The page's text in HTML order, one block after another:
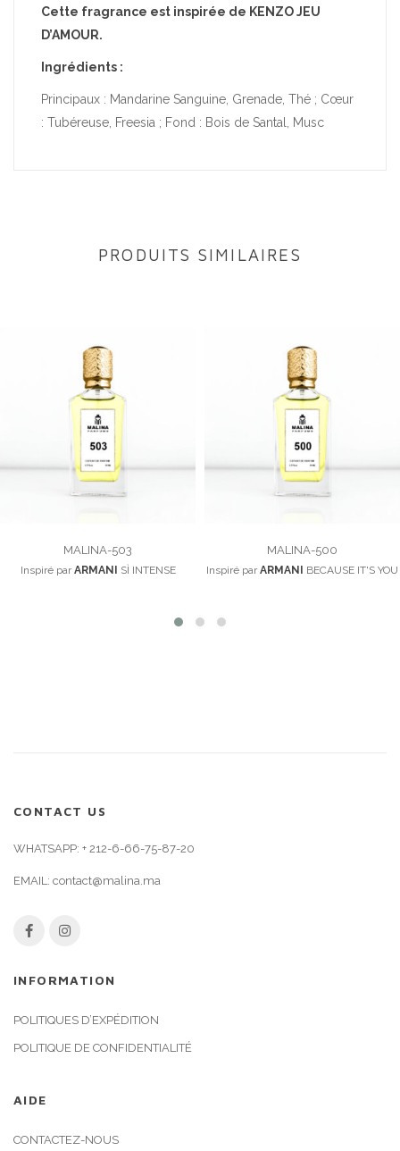
Cette fragrance est inspirée de KENZO JEU
D’AMOUR.
Ingrédients :
Principaux : Mandarine Sanguine, Grenade, Thé ; Cœur
: Tubéreuse, Freesia ; Fond : Bois de Santal, Musc
PRODUITS SIMILAIRES
MALINA-503
Inspiré parARMANI SÌ INTENSE
MALINA-500
Inspiré parARMANI BECAUSE IT'S YOU
CONTACT US
WHATSAPP: + 212-6-66-75-87-20
EMAIL: contact@malina.ma
INFORMATION
POLITIQUES D’EXPÉDITION
POLITIQUE DE CONFIDENTIALITÉ
AIDE
CONTACTEZ-NOUS